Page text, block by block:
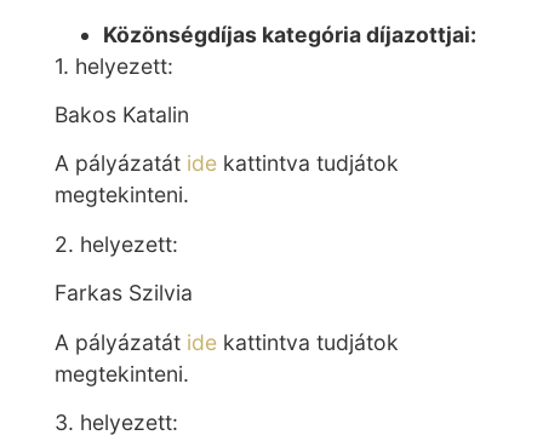
Közönségdíjas kategória díjazottjai:
1. helyezett:
Bakos Katalin
A pályázatát ide kattintva tudjátok
megtekinteni.
2. helyezett:
Farkas Szilvia
A pályázatát ide kattintva tudjátok
megtekinteni.
3. helyezett: